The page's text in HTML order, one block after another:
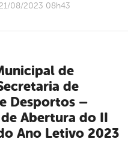
08/2023 08h43
de
de
Desportos –
Abertura do II
Ano Letivo 2023